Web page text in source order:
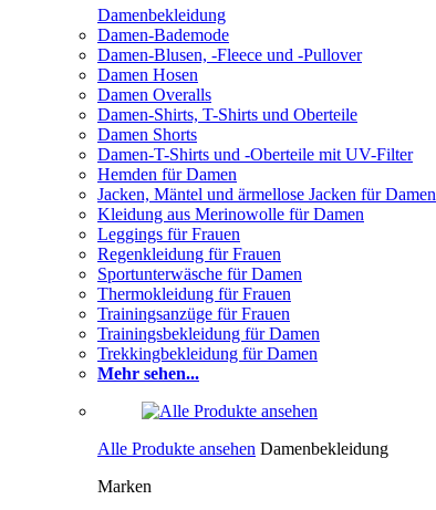
Damenbekleidung
Damen-Bademode
Damen-Blusen, -Fleece und -Pullover
Damen Hosen
Damen Overalls
Damen-Shirts, T-Shirts und Oberteile
Damen Shorts
Damen-T-Shirts und -Oberteile mit UV-Filter
Hemden für Damen
Jacken, Mäntel und ärmellose Jacken für Damen
Kleidung aus Merinowolle für Damen
Leggings für Frauen
Regenkleidung für Frauen
Sportunterwäsche für Damen
Thermokleidung für Frauen
Trainingsanzüge für Frauen
Trainingsbekleidung für Damen
Trekkingbekleidung für Damen
Mehr sehen...
Alle Produkte ansehen Damenbekleidung
Marken